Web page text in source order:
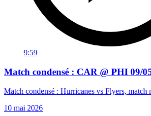
9:59
Match condensé : CAR @ PHI 09/
Match condensé : Hurricanes vs Flyers, match
10 mai 2026